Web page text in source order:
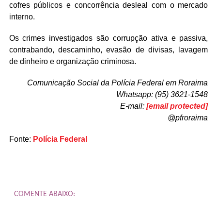
cofres públicos e concorrência desleal com o mercado
interno.
Os crimes investigados são corrupção ativa e passiva,
contrabando, descaminho, evasão de divisas, lavagem
de dinheiro e organização criminosa.
Comunicação Social da Polícia Federal em Roraima
Whatsapp: (95) 3621-1548
E-mail:[email protected]
@pfroraima
Fonte: Polícia Federal
COMENTE ABAIXO: